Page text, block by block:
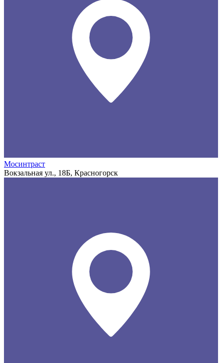
Мосинтраст
Вокзальная ул., 18Б, Красногорск